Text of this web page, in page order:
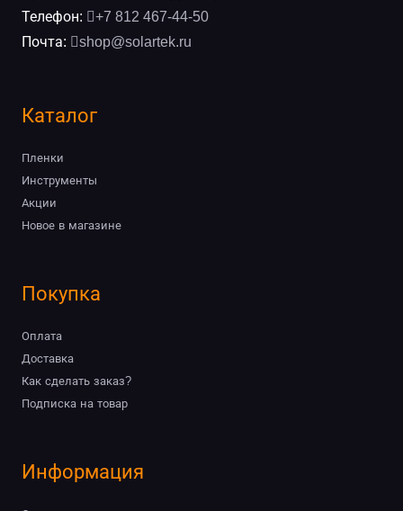
Телефон:
+7 812 467-44-50
Почта:
shop@solartek.ru
Каталог
Пленки
Инструменты
Акции
Новое в магазине
Покупка
Оплата
Доставка
Как сделать заказ?
Подписка на товар
Информация